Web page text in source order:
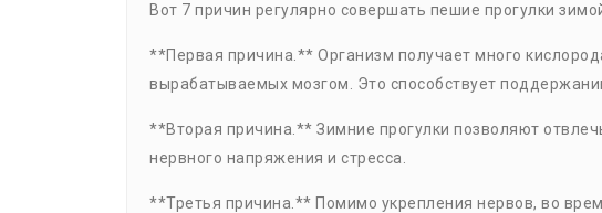
Вот 7 причин регулярно совершать пешие прогулки
**Первая причина.** Организм получает много
вырабатываемых мозгом. Это способствует
**Вторая причина.** Зимние прогулки позволяют
нервного напряжения и стресса.
**Третья причина.** Помимо укрепления нервов, во